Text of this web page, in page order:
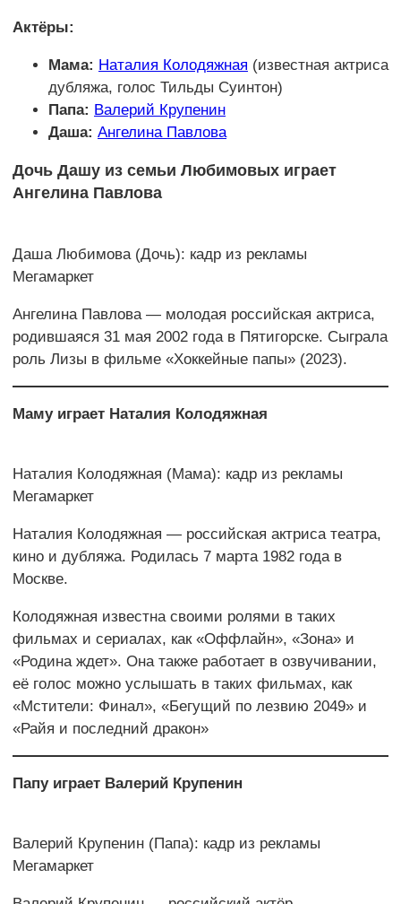
Актёры:
Мама: Наталия Колодяжная (известная актриса
дубляжа, голос Тильды Суинтон)
Папа: Валерий Крупенин
Даша: Ангелина Павлова
Дочь Дашу из семьи Любимовых играет
Ангелина Павлова
Даша Любимова (Дочь): кадр из рекламы
Мегамаркет
Ангелина Павлова — молодая российская актриса,
родившаяся 31 мая 2002 года в Пятигорске. Сыграла
роль Лизы в фильме «Хоккейные папы» (2023).
Маму играет Наталия Колодяжная
Наталия Колодяжная (Мама): кадр из рекламы
Мегамаркет
Наталия Колодяжная — российская актриса театра,
кино и дубляжа. Родилась 7 марта 1982 года в
Москве.
Колодяжная известна своими ролями в таких
фильмах и сериалах, как «Оффлайн», «Зона» и
«Родина ждет». Она также работает в озвучивании,
её голос можно услышать в таких фильмах, как
«Мстители: Финал», «Бегущий по лезвию 2049» и
«Райя и последний дракон»
Папу играет Валерий Крупенин
Валерий Крупенин (Папа): кадр из рекламы
Мегамаркет